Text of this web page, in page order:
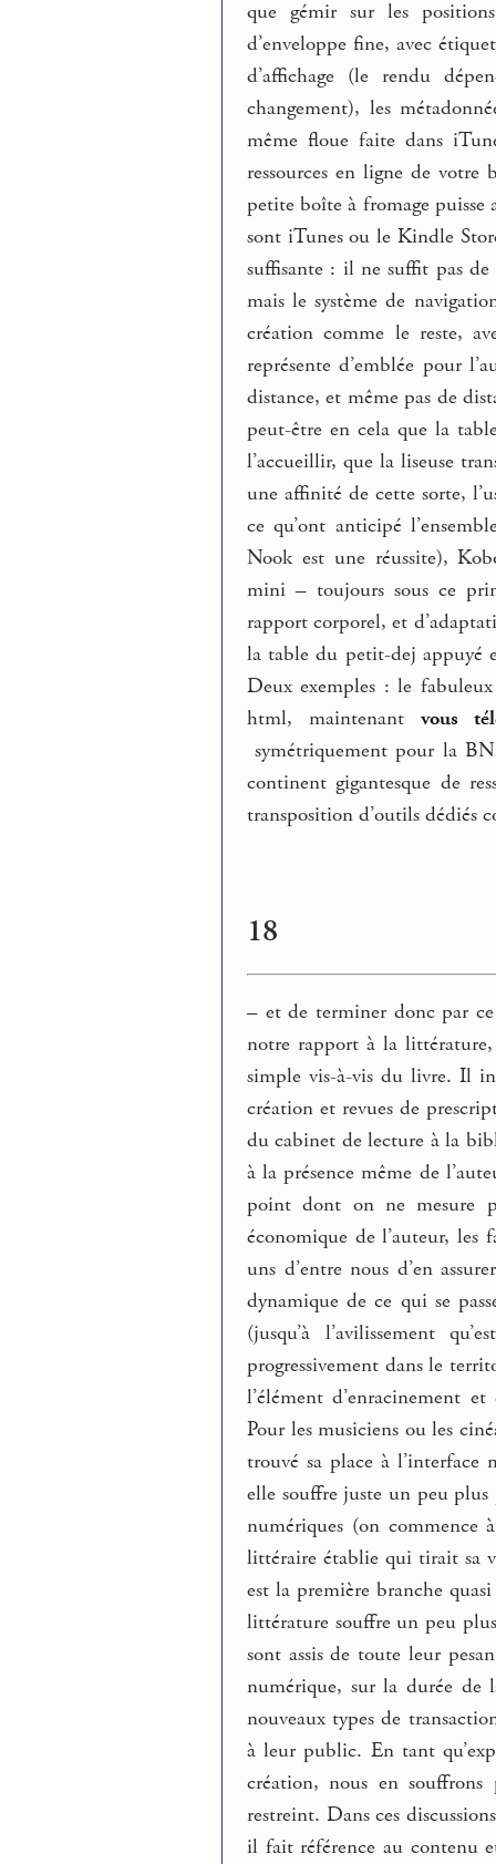
que gémir sur les
d’enveloppe fine, avec
d’affichage (le rendu
changement), les
même floue faite dans
ressources en ligne de
petite boîte à fromage
sont iTunes ou le Kindle
suffisante : il ne suffit pas
mais le système de
création comme le reste,
représente d’emblée pour
distance, et même pas de
peut-être en cela que la
l’accueillir, que la liseuse
une affinité de cette sorte,
ce qu’ont anticipé
Nook est une réussite),
mini – toujours sous ce
rapport corporel, et
la table du petit-dej appuyé
Deux exemples : le
html, maintenant vous
symétriquement pour la
continent gigantesque de
transposition d’outils dédiés
18
– et de terminer donc par
notre rapport à la littérature,
simple vis-à-vis du livre. Il
création et revues de
du cabinet de lecture à la
à la présence même de
point dont on ne mesure
économique de l’auteur, les
uns d’entre nous d’en
dynamique de ce qui se
(jusqu’à l’avilissement
progressivement dans le
l’élément d’enracinement
Pour les musiciens ou les
trouvé sa place à
elle souffre juste un peu plus
numériques (on commence
littéraire établie qui tirait sa
est la première branche
littérature souffre un peu
sont assis de toute leur
numérique, sur la durée de
nouveaux types de
à leur public. En tant
création, nous en
restreint. Dans ces
il fait référence au contenu